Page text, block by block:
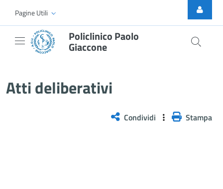
Skip to Main Content
Pagine Utili
Policlinico Paolo
Giaccone
Atti deliberativi
Condividi Stampa